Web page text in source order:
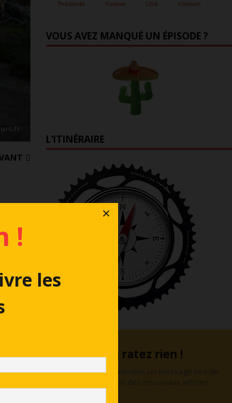
Thaïlande Turquie USA Vietnam
VOUS AVEZ MANQUÉ UN ÉPISODE ?
L’ITINÉRAIRE
Ne ratez rien !
Nous vous enverrons un message lors de
!
les
×